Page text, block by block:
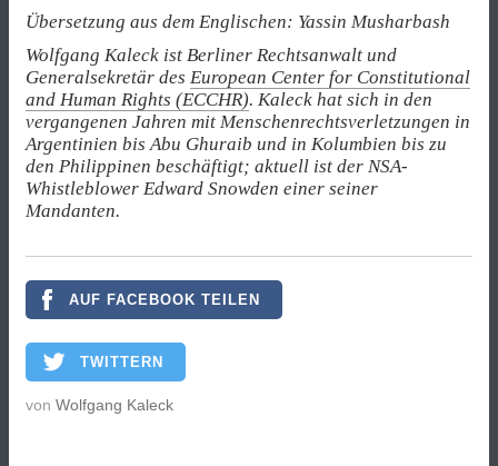
Übersetzung aus dem Englischen: Yassin Musharbash
Wolfgang Kaleck ist Berliner Rechtsanwalt und
Generalsekretär des European Center for Constitutional
and Human Rights (ECCHR). Kaleck hat sich in den
vergangenen Jahren mit Menschenrechtsverletzungen in
Argentinien bis Abu Ghuraib und in Kolumbien bis zu
den Philippinen beschäftigt; aktuell ist der NSA-
Whistleblower Edward Snowden einer seiner
Mandanten.
AUF FACEBOOK TEILEN
TWITTERN
von Wolfgang Kaleck